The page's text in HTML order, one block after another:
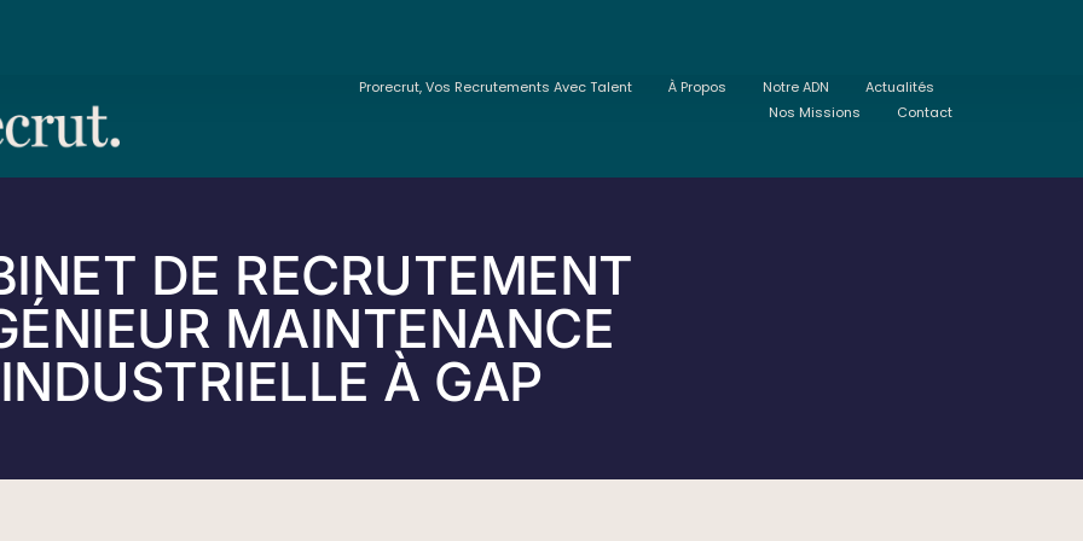
Prorecrut, Vos Recrutements Avec Talent À Propos Notre ADN
Actualités
Nos Missions
Contact
DE RECRUTEMENT
MAINTENANCE
INDUSTRIELLE À GAP